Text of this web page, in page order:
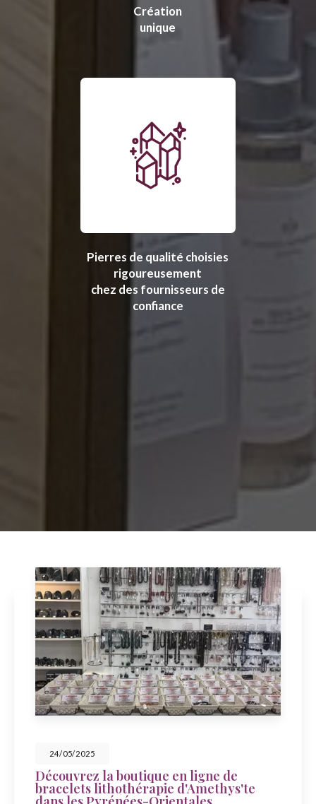
Création
unique
Pierres de qualité choisies
rigoureusement
chez des fournisseurs de
confiance
23/05/2025
Célébrez la fête des mers avec
Amethys'te à Sainte-Marie-la-Mer